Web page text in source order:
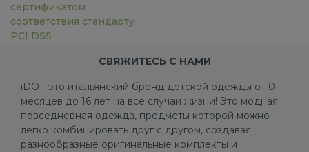
сертификатом
соответствия стандарту
PCI DSS
СВЯЖИТЕСЬ С НАМИ
iDO - это итальянский бренд детской одежды от 0
месяцев до 16 лет на все случаи жизни! Это модная
повседневная одежда, предметы которой можно
легко комбинировать друг с другом, создавая
разнообразные оригинальные комплекты и